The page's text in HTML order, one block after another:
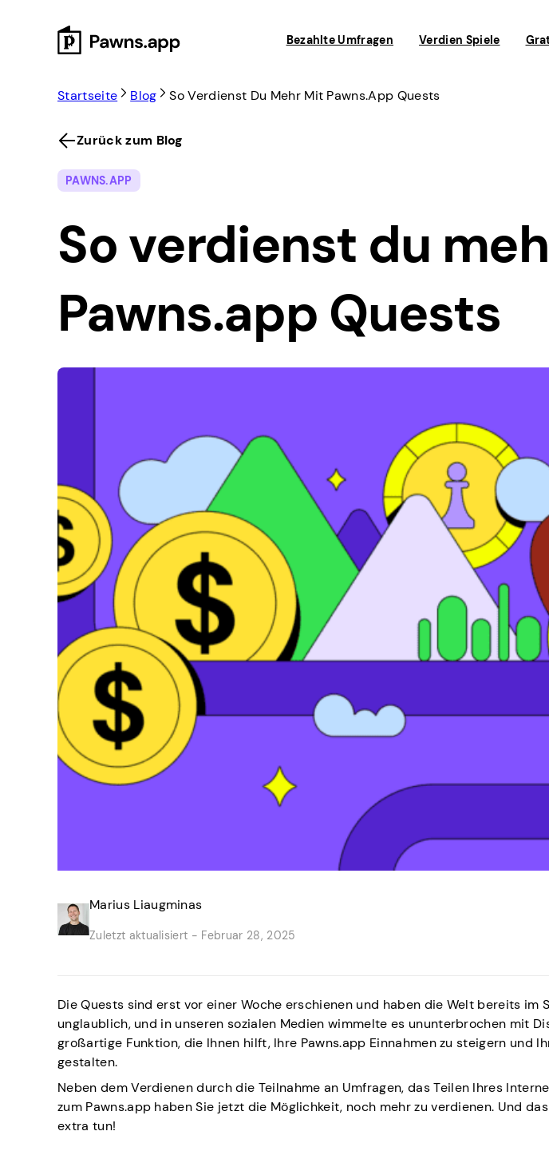
Bezahlte Umfragen Verdien Spiele
Startseite Blog So Verdienst Du Mehr Mit Pawns.app Quests
Zurück zum Blog
PAWNS.APP
So verdienst du
Pawns.app Quests
Marius Liaugminas
Zuletzt aktualisiert - Februar 28, 2025
Die Quests sind erst vor einer Woche erschienen und haben die Welt bereits im
unglaublich, und in unseren sozialen Medien wimmelte es ununterbrochen mit
großartige Funktion, die Ihnen hilft, Ihre Pawns.app Einnahmen zu steigern und
gestalten.
Neben dem Verdienen durch die Teilnahme an Umfragen, das Teilen Ihres
zum Pawns.app haben Sie jetzt die Möglichkeit, noch mehr zu verdienen. Und
extra tun!